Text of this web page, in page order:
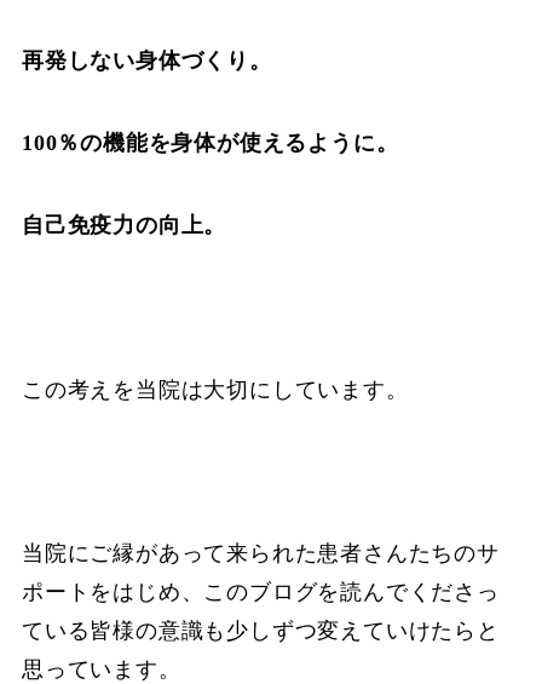
再発しない身体づくり。
100％の機能を身体が使えるように。
自己免疫力の向上。
この考えを当院は大切にしています。
当院にご縁があって来られた患者さんたちのサ
ポートをはじめ、このブログを読んでくださっ
ている皆様の意識も少しずつ変えていけたらと
思っています。